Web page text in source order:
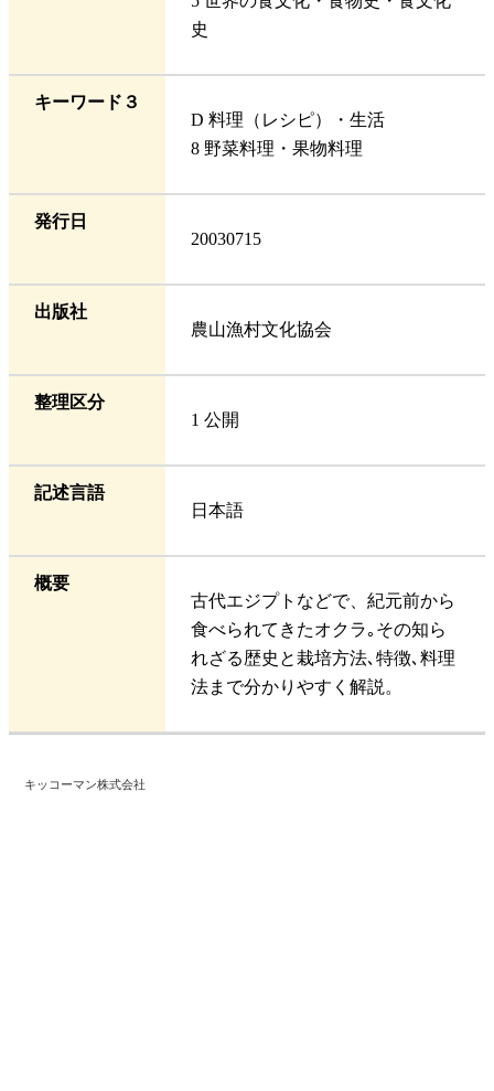
史
キーワード３
D 料理（レシピ）・生活
8 野菜料理・果物料理
発行日
20030715
出版社
農山漁村文化協会
整理区分
1 公開
記述言語
日本語
概要
古代エジプトなどで、紀元前から
食べられてきたオクラ｡その知ら
れざる歴史と栽培方法､特徴､料理
法まで分かりやすく解説。
キッコーマン株式会社